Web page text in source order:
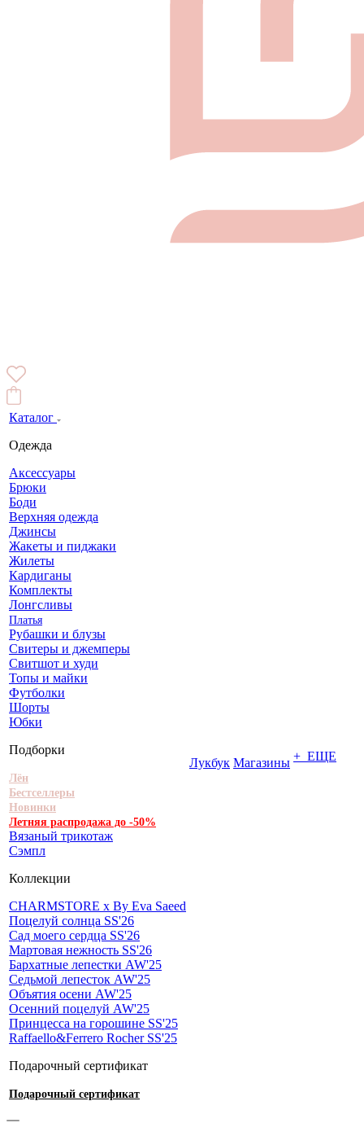
Каталог
Одежда
Аксессуары
Брюки
Боди
Верхняя одежда
Джинсы
Жакеты и пиджаки
Жилеты
Кардиганы
Комплекты
Лонгсливы
Платья
Рубашки и блузы
Свитеры и джемперы
Свитшот и худи
Топы и майки
Футболки
Шорты
Юбки
Подборки
Лён
Бестселлеры
Новинки
Летняя распродажа до -50%
Вязаный трикотаж
Сэмпл
Коллекции
CHARMSTORE х By Eva Saeed
Поцелуй солнца SS'26
Сад моего сердца SS'26
Мартовая нежность SS'26
Бархатные лепестки AW'25
Седьмой лепесток AW'25
Объятия осени AW'25
Осенний поцелуй AW'25
Принцесса на горошине SS'25
Raffaello&Ferrero Rocher SS'25
Подарочный сертификат
Подарочный сертификат
Лукбук Магазины + ЕЩЕ